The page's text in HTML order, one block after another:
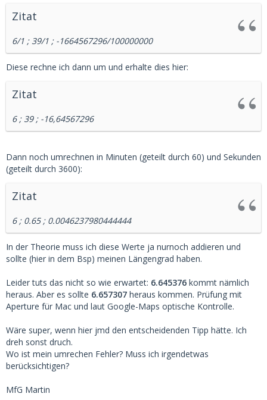
Zitat
6/1 ; 39/1 ; -1664567296/100000000
Diese rechne ich dann um und erhalte dies hier:
Zitat
6 ; 39 ; -16,64567296
Dann noch umrechnen in Minuten (geteilt durch 60) und Sekunden
(geteilt durch 3600):
Zitat
6 ; 0.65 ; 0.0046237980444444
In der Theorie muss ich diese Werte ja nurnoch addieren und
sollte (hier in dem Bsp) meinen Längengrad haben.
Leider tuts das nicht so wie erwartet: 6.645376 kommt nämlich
heraus. Aber es sollte 6.657307 heraus kommen. Prüfung mit
Aperture für Mac und laut Google-Maps optische Kontrolle.
Wäre super, wenn hier jmd den entscheidenden Tipp hätte. Ich
dreh sonst druch.
Wo ist mein umrechen Fehler? Muss ich irgendetwas
berücksichtigen?
MfG Martin